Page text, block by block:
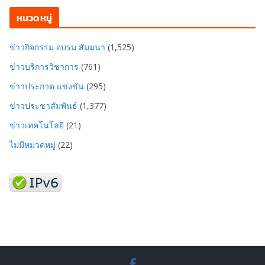
หมวดหมู่
ข่าวกิจกรรม อบรม สัมมนา (1,525)
ข่าวบริการวิชาการ (761)
ข่าวประกวด แข่งขัน (295)
ข่าวประชาสัมพันธ์ (1,377)
ข่าวเทคโนโลยี (21)
ไม่มีหมวดหมู่ (22)